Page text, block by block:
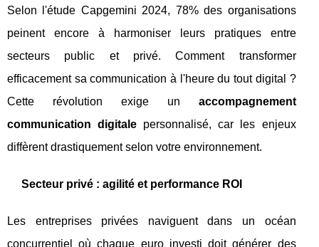
Selon l'étude Capgemini 2024, 78% des organisations
peinent encore à harmoniser leurs pratiques entre
secteurs public et privé. Comment transformer
efficacement sa communication à l'heure du tout digital ?
Cette révolution exige un accompagnement
communication digitale personnalisé, car les enjeux
diffèrent drastiquement selon votre environnement.
Secteur privé : agilité et performance ROI
Les entreprises privées naviguent dans un océan
concurrentiel où chaque euro investi doit générer des